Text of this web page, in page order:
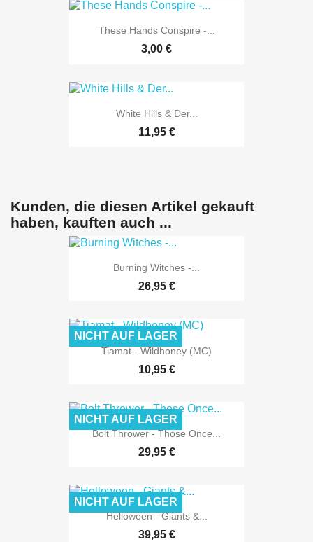
These Hands Conspire -...
3,00 €
White Hills & Der...
11,95 €
Kunden, die diesen Artikel gekauft
haben, kauften auch ...
Burning Witches -...
26,95 €
Tiamat - Wildhoney (MC)
10,95 €
NICHT AUF LAGER
Bolt Thrower - Those Once...
29,95 €
NICHT AUF LAGER
Helloween - Giants &...
39,95 €
NICHT AUF LAGER